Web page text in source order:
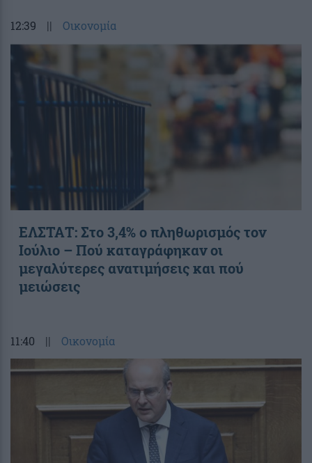
12:39 || Οικονομία
ΕΛΣΤΑΤ: Στο 3,4% ο πληθωρισμός τον
Ιούλιο – Πού καταγράφηκαν οι
μεγαλύτερες ανατιμήσεις και πού
μειώσεις
11:40 || Οικονομία